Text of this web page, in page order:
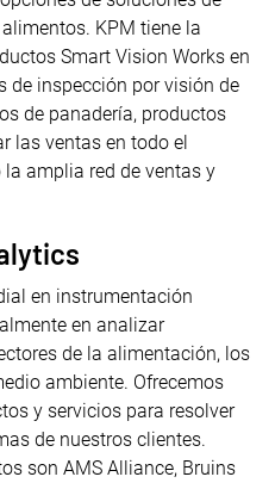
KPM tiene la
Smart Vision Works en
de inspección por visión de
de panadería, productos
las ventas en todo el
amplia red de ventas y
en instrumentación
en analizar
de la alimentación, los
ambiente. Ofrecemos
y servicios para resolver
de nuestros clientes.
son AMS Alliance, Bruins